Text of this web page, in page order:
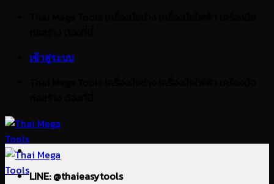
เข้าสู่ระบบ
LINE: @thaieasytools